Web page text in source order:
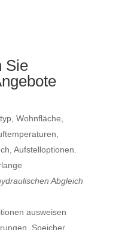
Sie
Wohnfläche,
Aufstelloptionen.
Abgleich
ausweisen
Speicher,